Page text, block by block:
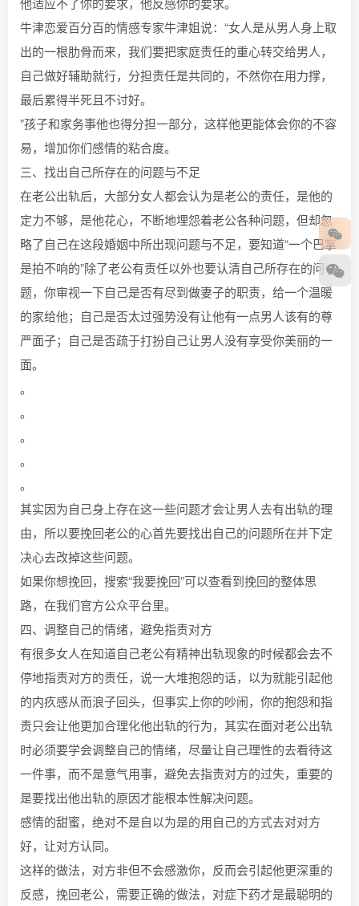
牛津恋爱百分百的情感专家牛津姐说：“女人是从男人身上取
出的一根肋骨而来，我们要把家庭责任的重心转交给男人，
自己做好辅助就行，分担责任是共同的，不然你在用力撑，
最后累得半死且不讨好。
”孩子和家务事他也得分担一部分，这样他更能体会你的不容
易，增加你们感情的粘合度。
三、找出自己所存在的问题与不足
在老公出轨后，大部分女人都会认为是老公的责任，是他的
定力不够，是他花心，不断地埋怨着老公各种问题，但却忽
略了自己在这段婚姻中所出现问题与不足，要知道“一个巴掌
是拍不响的”除了老公有责任以外也要认清自己所存在的问
题，你审视一下自己是否有尽到做妻子的职责，给一个温暖
的家给他；自己是否太过强势没有让他有一点男人该有的尊
严面子；自己是否疏于打扮自己让男人没有享受你美丽的一
面。
。
。
。
。
。
其实因为自己身上存在这一些问题才会让男人去有出轨的理
由，所以要挽回老公的心首先要找出自己的问题所在并下定
决心去改掉这些问题。
如果你想挽回，搜索“我要挽回”可以查看到挽回的整体思
路，在我们官方公众平台里。
四、调整自己的情绪，避免指责对方
有很多女人在知道自己老公有精神出轨现象的时候都会去不
停地指责对方的责任，说一大堆抱怨的话，以为就能引起他
的内疚感从而浪子回头，但事实上你的吵闹，你的抱怨和指
责只会让他更加合理化他出轨的行为，其实在面对老公出轨
时必须要学会调整自己的情绪，尽量让自己理性的去看待这
一件事，而不是意气用事，避免去指责对方的过失，重要的
是要找出他出轨的原因才能根本性解决问题。
感情的甜蜜，绝对不是自以为是的用自己的方式去对对方
好，让对方认同。
这样的做法，对方非但不会感激你，反而会引起他更深重的
反感，挽回老公，需要正确的做法，对症下药才是最聪明的